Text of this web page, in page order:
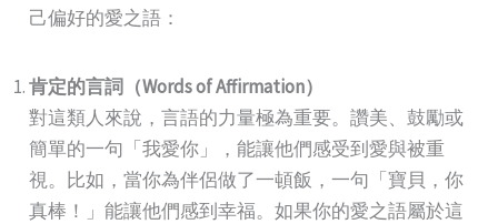
己偏好的愛之語：
肯定的言詞（Words of Affirmation）
對這類人來說，言語的力量極為重要。讚美、鼓勵或
簡單的一句「我愛你」，能讓他們感受到愛與被重
視。比如，當你為伴侶做了一頓飯，一句「寶貝，你
真棒！」能讓他們感到幸福。如果你的愛之語屬於這